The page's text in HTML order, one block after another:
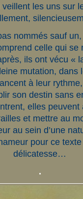
les uns sur
nommés sauf
celle qui
ils ont vécu «
mutation, dans
à leur
son destin sans
elles
et mettre au
au sein d’une
pour ce
délicatesse…
.